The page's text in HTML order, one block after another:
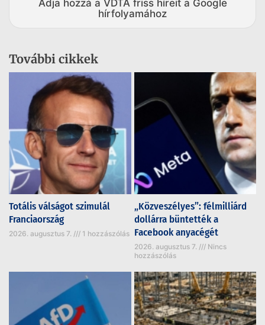
Adja hozzá a VDTA friss híreit a Google
hírfolyamához
További cikkek
Totális válságot szimulál
Franciaország
2026. augusztus 7. 1 hozzászólás
„Közveszélyes”: félmilliárd
dollárra büntették a
Facebook anyacégét
2026. augusztus 7.
Nincs
hozzászólás